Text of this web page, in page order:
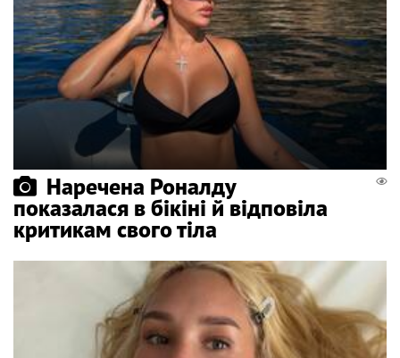
Наречена Роналду
показалася в бікіні й відповіла
критикам свого тіла